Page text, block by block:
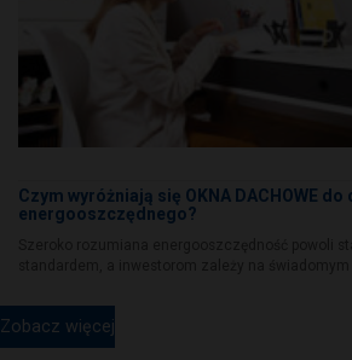
Czym wyróżniają się OKNA DACHOWE do
energooszczędnego?
Zobacz więcej